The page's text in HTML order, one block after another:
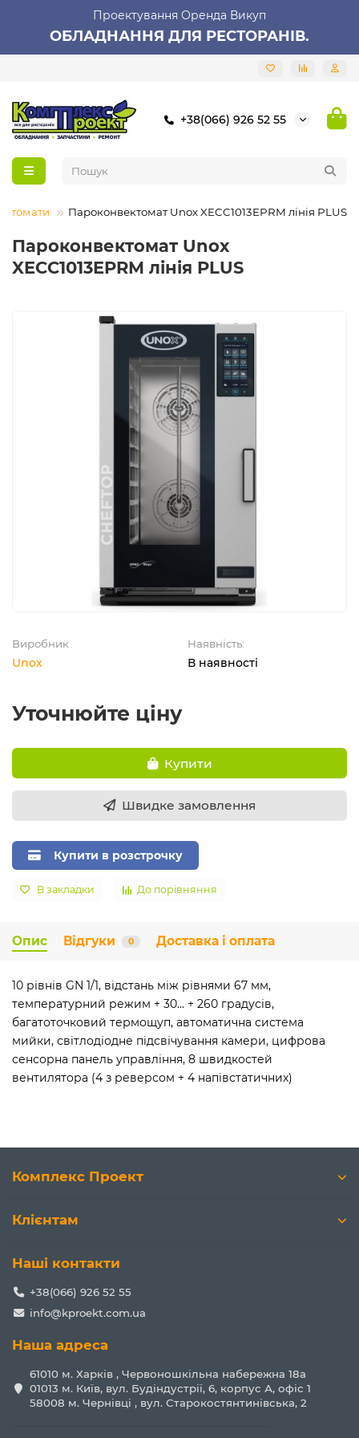
Проектування Оренда Викуп
ОБЛАДНАННЯ ДЛЯ РЕСТОРАНІВ.
+38(066) 926 52 55
Пароконвектомат Unox XECC1013EPRM лінія PLUS
Пароконвектомат Unox
XECC1013EPRM лінія PLUS
Виробник
Unox
Наявність:
В наявності
Уточнюйте ціну
Купити
Швидке замовлення
Купити в розстрочку
В закладки До порівняння
Опис Відгуки 0 Доставка і оплата
10 рівнів GN 1/1, відстань між рівнями 67 мм,
температурний режим + 30... + 260 градусів,
багатоточковий термощуп, автоматична система
мийки, світлодіодне підсвічування камери, цифрова
сенсорна панель управління, 8 швидкостей
вентилятора (4 з реверсом + 4 напівстатичних)
Комплекс Проект
Клієнтам
Наші контакти
+38(066) 926 52 55
info@kproekt.com.ua
Наша адреса
61010 м. Харків , Червоношкільна набережна 18а
01013 м. Київ, вул. Будіндустрії, 6, корпус А, офіс 1
58008 м. Чернівці , вул. Старокостянтинівська, 2